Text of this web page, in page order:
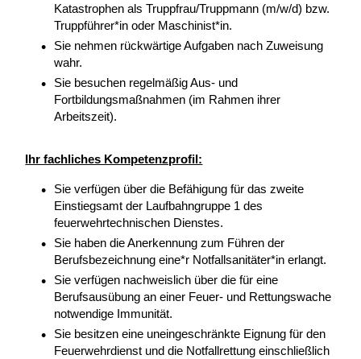
Katastrophen als Truppfrau/Truppmann (m/w/d) bzw.
Truppführer*in oder Maschinist*in.
Sie nehmen rückwärtige Aufgaben nach Zuweisung
wahr.
Sie besuchen regelmäßig Aus- und
Fortbildungsmaßnahmen (im Rahmen ihrer
Arbeitszeit).
Ihr fachliches Kompetenzprofil:
Sie verfügen über die Befähigung für das zweite
Einstiegsamt der Laufbahngruppe 1 des
feuerwehrtechnischen Dienstes.
Sie haben die Anerkennung zum Führen der
Berufsbezeichnung eine*r Notfallsanitäter*in erlangt.
Sie verfügen nachweislich über die für eine
Berufsausübung an einer Feuer- und Rettungswache
notwendige Immunität.
Sie besitzen eine uneingeschränkte Eignung für den
Feuerwehrdienst und die Notfallrettung einschließlich